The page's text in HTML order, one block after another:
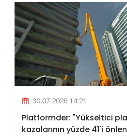
30.07.2026 14:21
Platformder: "Yükseltici
kazalarının yüzde 41'i